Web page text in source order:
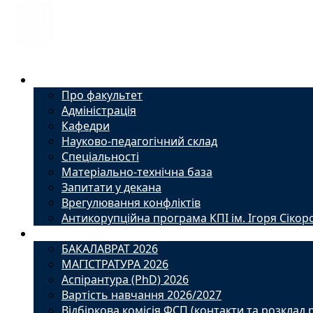
Про факультет
Адміністрація
Кафедри
Науково-педагогічний склад
Спеціальності
Матеріально-технічна база
Запитати у декана
Врегулювання конфліктів
Антикорупційна програма КПІ ім. Ігоря
БАКАЛАВРАТ 2026
МАГІСТРАТУРА 2026
Аспірантура (PhD) 2026
Вартість навчання 2026/2027